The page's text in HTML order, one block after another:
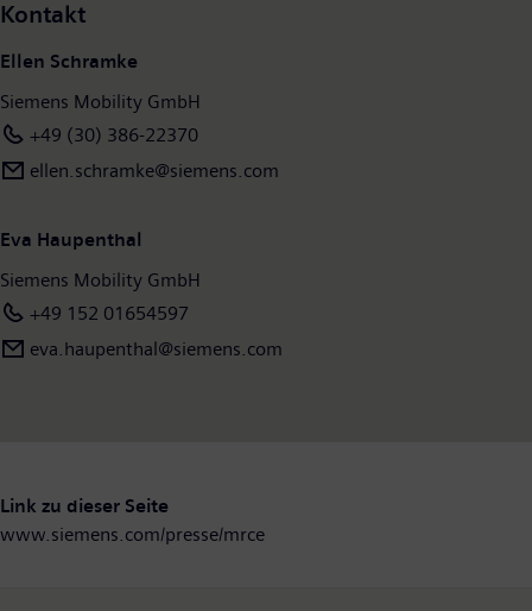
Kontakt
Ellen Schramke
Siemens Mobility GmbH
+49 (30) 386-22370
ellen.schramke@siemens.com
Eva Haupenthal
Siemens Mobility GmbH
+49 152 01654597
eva.haupenthal@siemens.com
Link zu dieser Seite
www.siemens.com/presse/mrce